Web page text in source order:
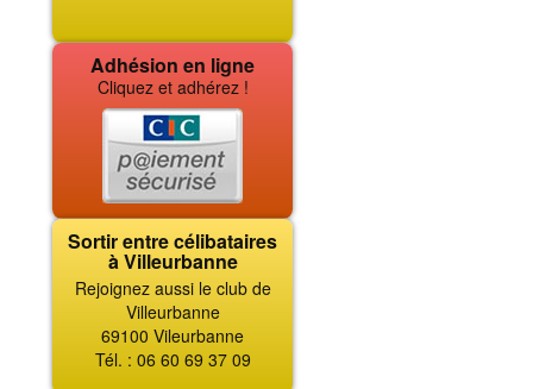
Adhésion en ligne
Cliquez et adhérez !
Sortir entre célibataires
à Villeurbanne
Rejoignez aussi le club de
Villeurbanne
69100 Vileurbanne
Tél. : 06 60 69 37 09